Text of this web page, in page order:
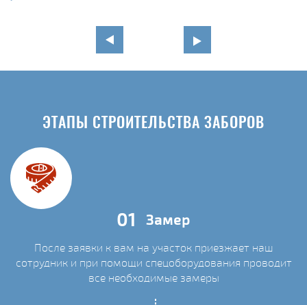
ЭТАПЫ СТРОИТЕЛЬСТВА ЗАБОРОВ
01 Замер
После заявки к вам на участок приезжает наш
сотрудник и при помощи спецоборудования проводит
все необходимые замеры